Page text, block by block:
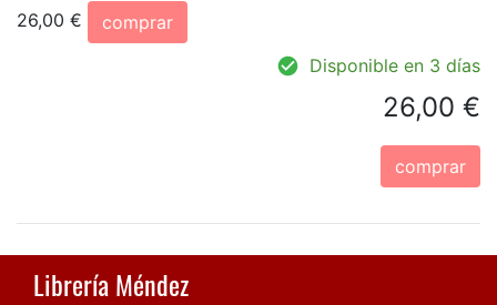
26,00 €
comprar
Disponible en 3 días
26,00 €
comprar
Librería Méndez